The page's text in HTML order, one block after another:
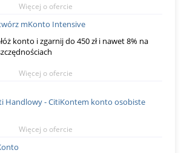
Więcej o ofercie
mKonto Intensive
konto i zgarnij do 450 zł i nawet 8% na
Więcej o ofercie
Handlowy - CitiKontem konto osobiste
Więcej o ofercie